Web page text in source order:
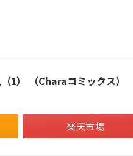
1） （Charaコミックス）
楽天市場